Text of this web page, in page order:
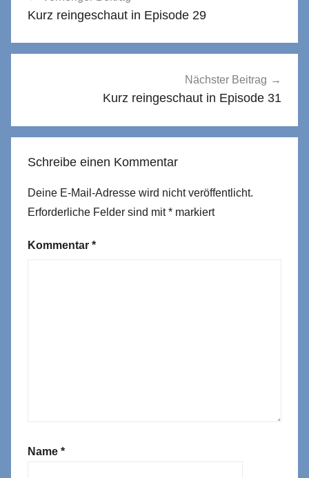
Kurz reingeschaut in Episode 29
Nächster Beitrag
Kurz reingeschaut in Episode 31
Schreibe einen Kommentar
Deine E-Mail-Adresse wird nicht veröffentlicht.
Erforderliche Felder sind mit* markiert
Kommentar *
Name *